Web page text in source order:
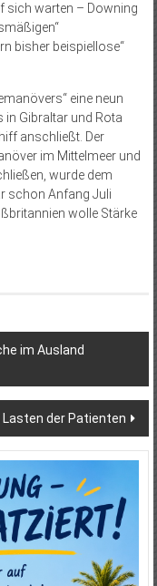
sich warten – Downing
bisher beispiellose“
eine neun
Gibraltar und Rota
anschließt. Der
im Mittelmeer und
wurde dem
schon Anfang Juli
wolle Stärke
im Ausland
der Patienten